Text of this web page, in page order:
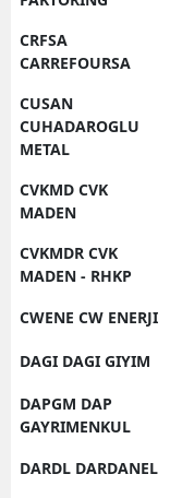
CRFSA
CARREFOURSA
CUSAN
CUHADAROGLU
METAL
CVKMD CVK
MADEN
CVKMDR CVK
MADEN - RHKP
CWENE CW ENERJI
DAGI DAGI GIYIM
DAPGM DAP
GAYRIMENKUL
DARDL DARDANEL